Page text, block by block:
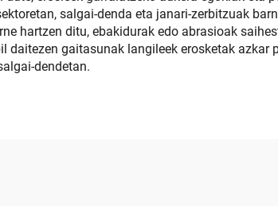
salgai-denda eta janari-zerbitzuak
hartzen ditu, ebakidurak edo abrasioak
daitezen gaitasunak langileek erosketak
dendetan.